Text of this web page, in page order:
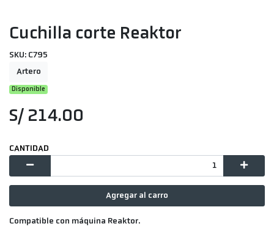
Cuchilla corte Reaktor
SKU: C795
Artero
Disponible
S/ 214.00
CANTIDAD
Agregar al carro
Compatible con máquina Reaktor.